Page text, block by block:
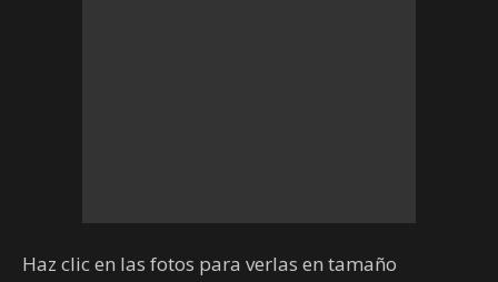
Haz clic en las fotos para verlas en tamaño